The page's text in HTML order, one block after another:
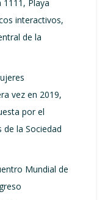
1111, Playa
interactivos,
de la
vez en 2019,
por el
la Sociedad
Mundial de